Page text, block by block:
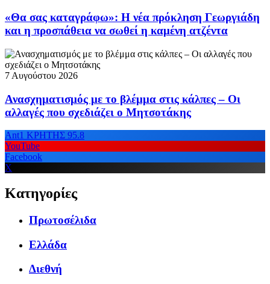
«Θα σας καταγράφω»: Η νέα πρόκληση Γεωργιάδη
και η προσπάθεια να σωθεί η καμένη ατζέντα
7 Αυγούστου 2026
Ανασχηματισμός με το βλέμμα στις κάλπες – Οι
αλλαγές που σχεδιάζει ο Μητσοτάκης
Ant1 ΚΡΗΤΗΣ 95.8
YouTube
Facebook
X
Κατηγορίες
Πρωτοσέλιδα
Ελλάδα
Διεθνή